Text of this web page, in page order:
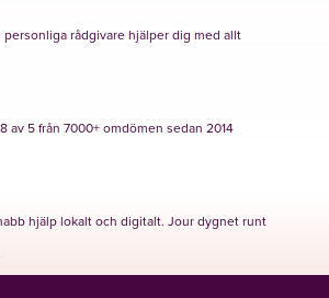
personliga rådgivare hjälper dig med allt
av 5 från 7000+ omdömen sedan 2014
hjälp lokalt och digitalt. Jour dygnet runt